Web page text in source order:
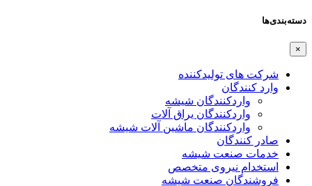
دسته‌بندی‌ها
×
شرکت های تولیدکننده
وارد کنندگان
واردکنندگان شیشه
واردکنندگان یراق آلات
واردکنندگان ماشین آلات شیشه
صادر کنندگان
خدمات صنعت شیشه
استخدام نیروی متخصص
فروشندگان صنعت شیشه